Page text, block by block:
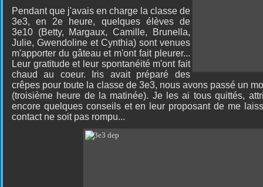
Pendant que j'avais en charge la classe de
3e3, en 2e heure, quelques élèves de
3e10 (Betty, Margaux, Camille, Brunella,
Julie, Gwendoline et Cynthia) sont venues
m'apporter du gâteau et m'ont fait pleurer...
Leur gratitude et leur spontanéité m'ont fait
chaud au coeur. Iris avait préparé des
crêpes pour toute la classe de 3e3, nous avons passé un
(troisième heure de la matinée). Je les ai tous quittés,
encore quelques conseils et en leur proposant de me
contact ne soit pas rompu...